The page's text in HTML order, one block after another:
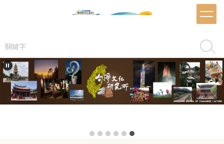
內
容
區
搜尋